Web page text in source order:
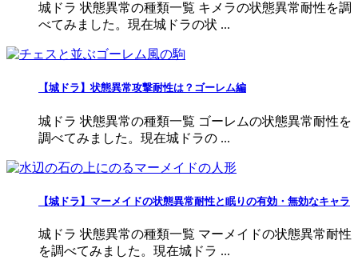
城ドラ 状態異常の種類一覧 キメラの状態異常耐性を調
べてみました。現在城ドラの状 ...
【城ドラ】状態異常攻撃耐性は？ゴーレム編
城ドラ 状態異常の種類一覧 ゴーレムの状態異常耐性を
調べてみました。現在城ドラの ...
【城ドラ】マーメイドの状態異常耐性と眠りの有効・無効なキャラ
城ドラ 状態異常の種類一覧 マーメイドの状態異常耐性
を調べてみました。現在城ドラ ...